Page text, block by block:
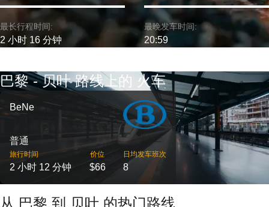
最长行程时间:
2 小时 16 分钟
最晚发车时间:
20:59
巴黎 - 贝叶 路线上的 火车
BeNe
普通
旅行时间
2 小时 12 分钟
价位
$66
日均发车班次
8
从 巴黎 到 贝叶 的热门路线